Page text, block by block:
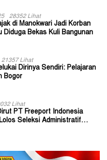
28352 Lihat
di Manokwari Jadi Korban
Diduga Bekas Kuli Bangunan
21357 Lihat
Dirinya Sendiri: Pelajaran
Bogor
Lihat
PT Freeport Indonesia
Seleksi Administratif